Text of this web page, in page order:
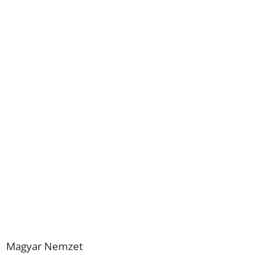
Magyar Nemzet